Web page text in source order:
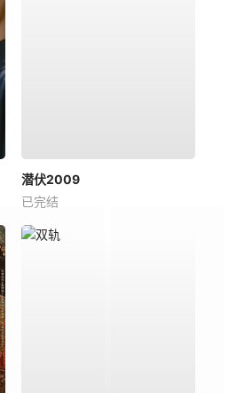
潜伏2009
已完结